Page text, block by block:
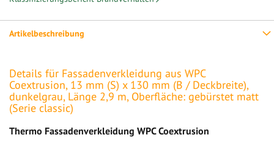
Artikelbeschreibung
Details für Fassadenverkleidung aus WPC
Coextrusion, 13 mm (S) x 130 mm (B / Deckbreite),
dunkelgrau, Länge 2,9 m, Oberfläche: gebürstet matt
(Serie classic)
Thermo Fassadenverkleidung WPC Coextrusion